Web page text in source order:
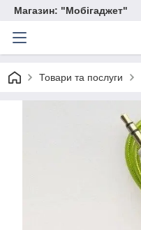
Магазин: "Мобігаджет"
Товари та послуги